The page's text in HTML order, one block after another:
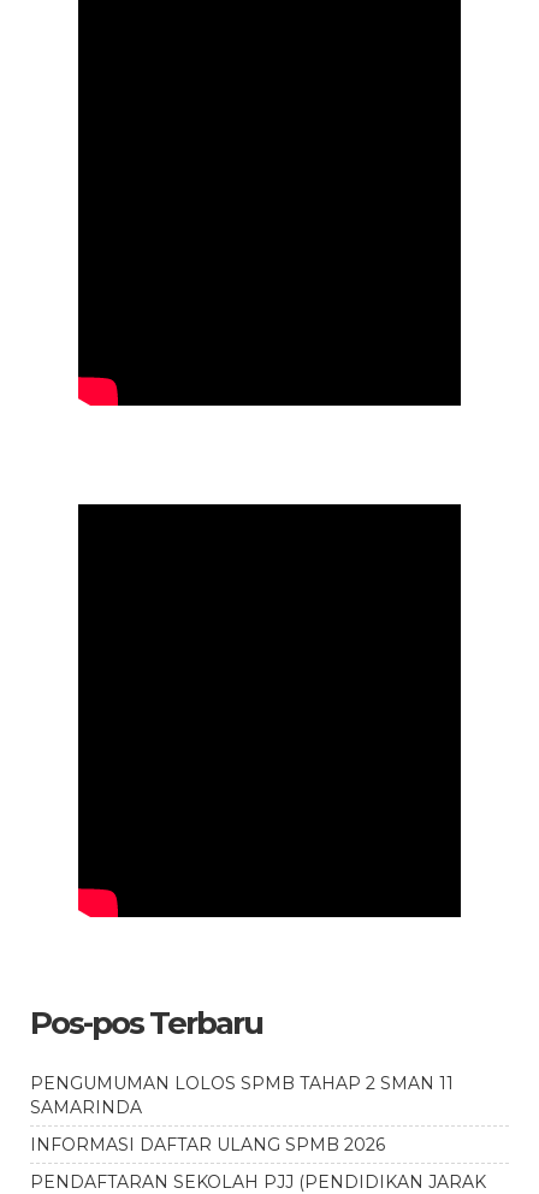
Pos-pos Terbaru
PENGUMUMAN LOLOS SPMB TAHAP 2 SMAN 11
SAMARINDA
INFORMASI DAFTAR ULANG SPMB 2026
PENDAFTARAN SEKOLAH PJJ (PENDIDIKAN JARAK